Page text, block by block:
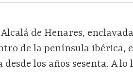
á de Henares,
de la península ibérica,
los años sesenta. A